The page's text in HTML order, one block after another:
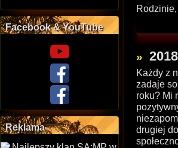
Facebook & YouTube
Reklama
Rodzinie,
Każdy z
zadaje
roku? Mi
drugiej